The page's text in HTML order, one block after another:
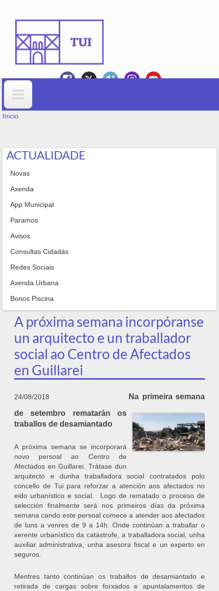
Formulario de busca
VOSTEDE ESTÁ AQUÍ
Inicio
ACTUALIDADE
Novas
Axenda
App Municipal
Paramos
Avisos
Consultas Cidadás
Redes Sociais
Axenda Urbana
Bonos Piscina
A próxima semana incorpóranse
un arquitecto e un traballador
social ao Centro de Afectados
en Guillarei
24/08/2018
Na primeira semana
de setembro rematarán os
traballos de desamiantado
A próxima semana se incorporará
novo persoal ao Centro de
Afectados en Guillarei. Trátase dun
arquitecto e dunha traballadora social contratados polo
concello de Tui para reforzar a atención aos afectados no
eido urbanístico e social. Logo de rematado o proceso de
selección finalmente será nos primeiros días da próxima
semana cando este persoal comece a atender aos afectados
de luns a venres de 9 a 14h. Onde continúan a traballar o
xerente urbanístico da catástrofe, a traballadora social, unha
auxiliar administrativa, unha asesora fiscal e un experto en
seguros.
Mentres tanto continúan os traballos de desamiantado e
retirada de cargas sobre forxados e apuntalamentos de